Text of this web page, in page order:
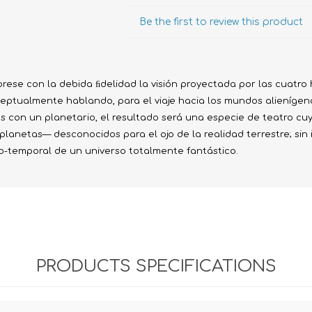
Hipotecario
Reales / Propiedad
Notarial
Be the first to review this product
con la debida ﬁdelidad la visión proyectada por las
hablando, para el viaje hacia los mundos
con un planetario, el resultado será una especie de teatro
desconocidos para el ojo de la realidad terrestre;
temporal de un universo totalmente fantástico.
PRODUCTS SPECIFICATIONS